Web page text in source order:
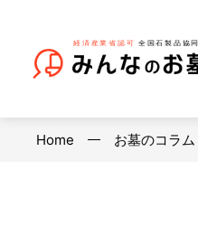
Home お墓のコラム